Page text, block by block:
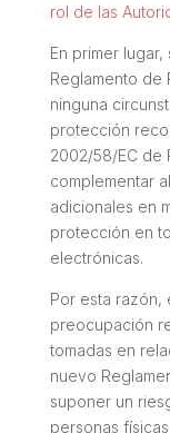
rol de las
En primer
Reglamento de
ninguna
protección
2002/58/EC de
complementar
adicionales en
protección en
electrónicas.
Por esta razón,
preocupación
tomadas en
nuevo
suponer un
personas